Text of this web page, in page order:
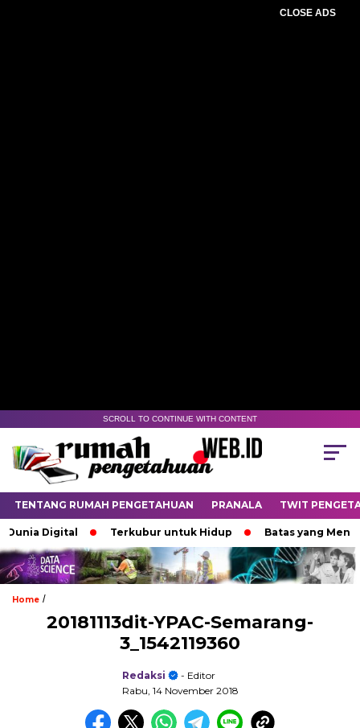
CLOSE ADS
SCROLL TO CONTINUE WITH CONTENT
TENTANG RUMAH PENGETAHUAN PRANALA TWIT
Digital Terkubur untuk Hidup Batas yang
Home /
20181113dit-YPAC-Semarang-
3_1542119360
Redaksi
- Editor
Rabu, 14 November 2018